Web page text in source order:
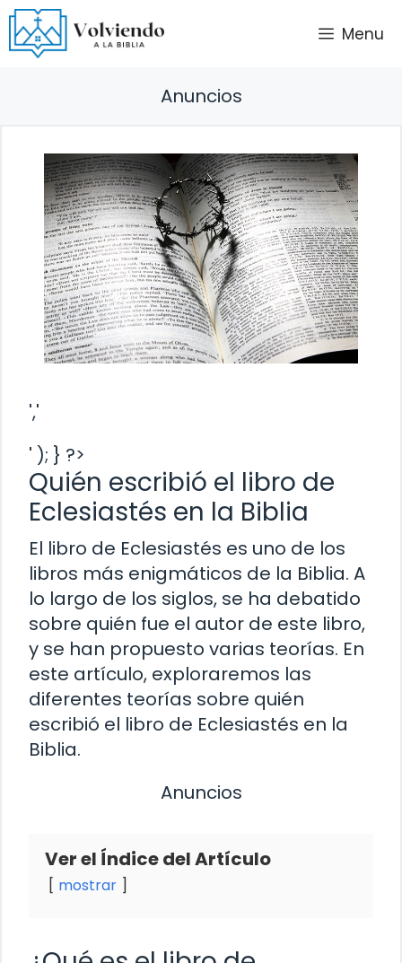
Saltar
al
contenido
Menu
Anuncios
','
' ); } ?>
Quién escribió el libro de
Eclesiastés en la Biblia
El libro de Eclesiastés es uno de los
libros más enigmáticos de la Biblia. A
lo largo de los siglos, se ha debatido
sobre quién fue el autor de este libro,
y se han propuesto varias teorías. En
este artículo, exploraremos las
diferentes teorías sobre quién
escribió el libro de Eclesiastés en la
Biblia.
Anuncios
Ver el Índice del Artículo
mostrar